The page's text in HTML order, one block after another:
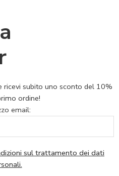
subito uno sconto del 10%
ordine!
email:
sul trattamento dei dati